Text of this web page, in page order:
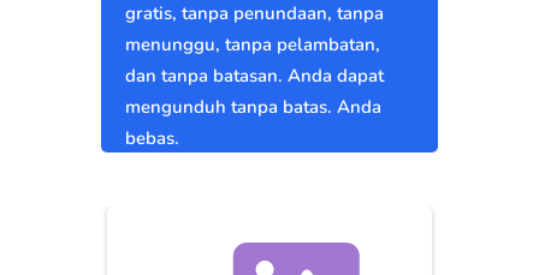
gratis, tanpa penundaan, tanpa
menunggu, tanpa pelambatan,
dan tanpa batasan. Anda dapat
mengunduh tanpa batas. Anda
bebas.